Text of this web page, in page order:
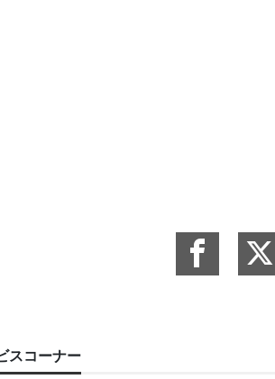
スコーナー